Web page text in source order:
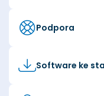
Podpora
Software ke